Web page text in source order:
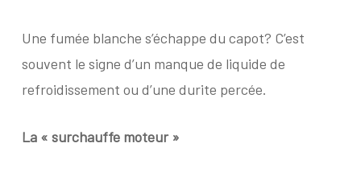
Une fumée blanche s’échappe du capot? C’est
souvent le signe d’un manque de liquide de
refroidissement ou d’une durite percée.
La « surchauffe moteur »